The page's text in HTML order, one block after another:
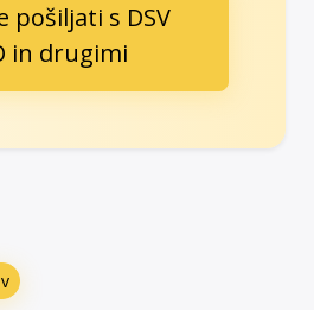
pošiljati s DSV
in drugimi